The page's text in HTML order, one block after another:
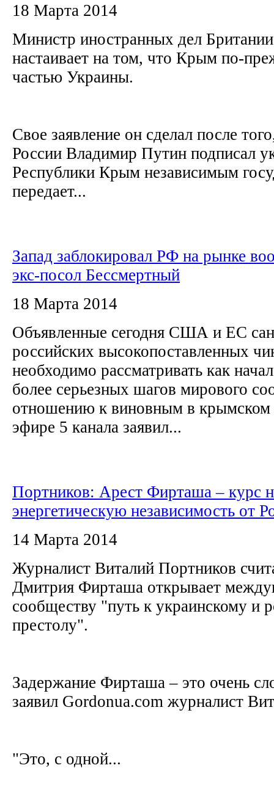
18 Марта 2014
Министр иностранных дел
настаивает на том, что Крым по-
частью Украины.
Свое заявление он сделал после
России Владимир Путин подписал
Республики Крым независимым
передает...
Запад заблокировал РФ на рынке
экс-посол Бессмертный
18 Марта 2014
Объявленные сегодня США и ЕС
российских высокопоставленных
необходимо рассматривать как
более серьезных шагов мирового
отношению к виновным в крымском
эфире 5 канала заявил...
Портников: Арест Фирташа – курс
энергетическую независимость от
14 Марта 2014
Журналист Виталий Портников
Дмитрия Фирташа открывает
сообществу "путь к украинскому и
престолу".
Задержание Фирташа – это очень
заявил Gordonua.com журналист
"Это, с одной...